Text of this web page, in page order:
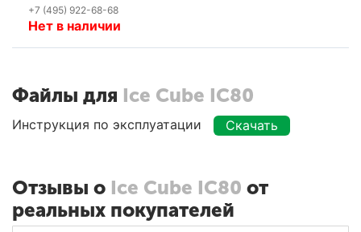
+7 (495) 922-68-68
Нет в наличии
Файлы для Ice Cube IC80
Инструкция по эксплуатации Скачать
Отзывы о Ice Cube IC80 от
реальных покупателей